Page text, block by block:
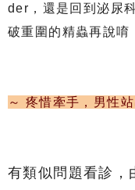
der，還是回到泌尿
破重圍的精蟲再說唷
～ 疼惜牽手，男性
有類似問題看診，